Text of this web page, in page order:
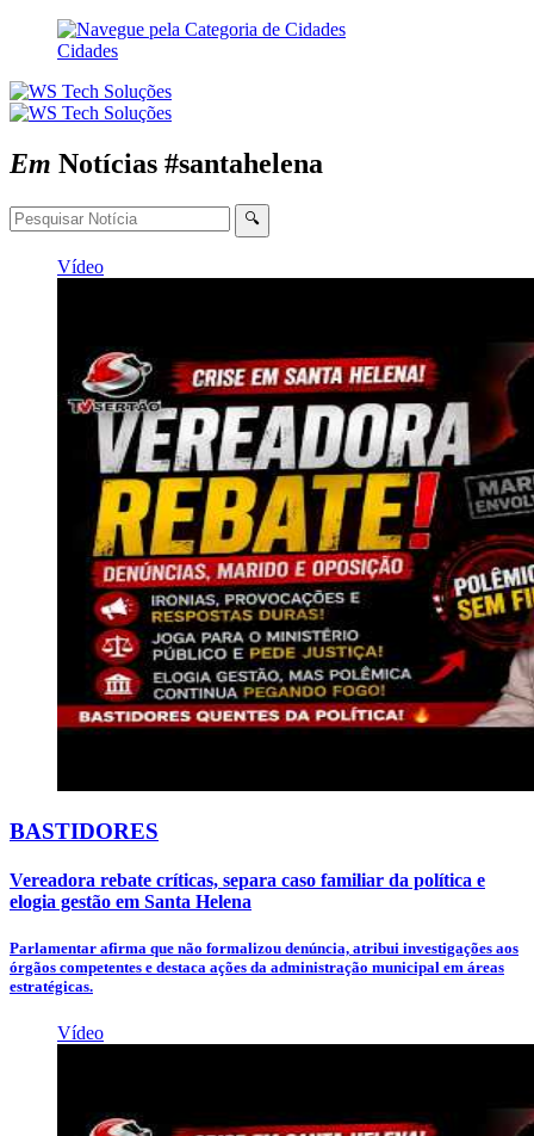
Cidades
Em Notícias #santahelena
🔍
Vídeo
BASTIDORES
Vereadora rebate críticas, separa caso familiar da política e
elogia gestão em Santa Helena
Parlamentar afirma que não formalizou denúncia, atribui investigações aos
órgãos competentes e destaca ações da administração municipal em áreas
estratégicas.
Vídeo